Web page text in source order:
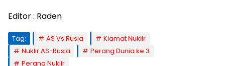
Editor : Raden
Tag: AS Vs Rusia
Kiamat Nuklir
Nuklir AS-Rusia
Perang Dunia ke 3
Perang Nuklir